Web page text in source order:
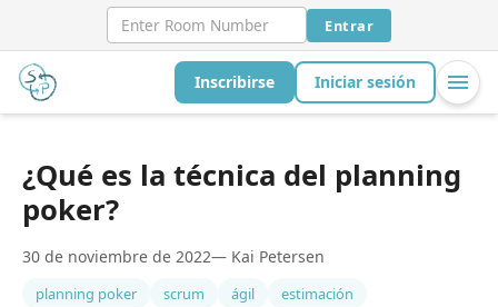
Entrar
Inscribirse Iniciar sesión
¿Qué es la técnica del planning
poker?
30 de noviembre de 2022— Kai Petersen
planning poker scrum ágil estimación